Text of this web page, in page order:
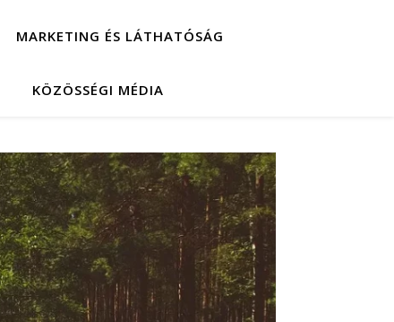
MARKETING ÉS LÁTHATÓSÁG
KÖZÖSSÉGI MÉDIA